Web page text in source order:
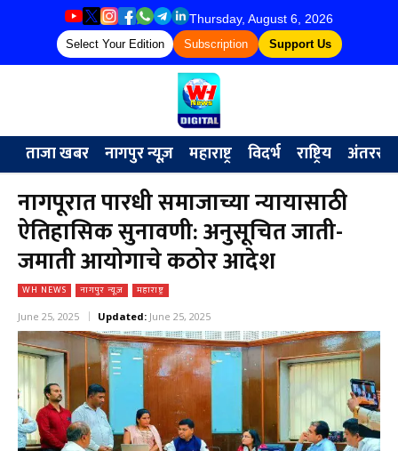
Thursday, August 6, 2026
Select Your Edition Subscription Support Us
ताजा खबर नागपुर न्यूज़ महाराष्ट्र विदर्भ राष्ट्रिय
नागपूरात पारधी समाजाच्या न्यायासाठी
ऐतिहासिक सुनावणी: अनुसूचित जाती-
जमाती आयोगाचे कठोर आदेश
WH NEWS नागपुर न्यूज़ महाराष्ट्र
June 25, 2025 Updated: June 25, 2025